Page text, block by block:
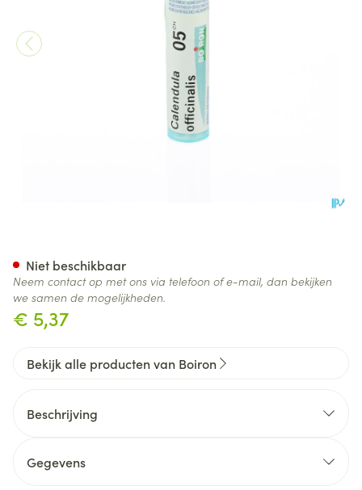
€ 5,37
Niet beschikbaar
Neem contact op met ons via telefoon of e-mail, dan bekijken
we samen de mogelijkheden.
Bekijk alle producten van Boiron
Beschrijving
Gegevens